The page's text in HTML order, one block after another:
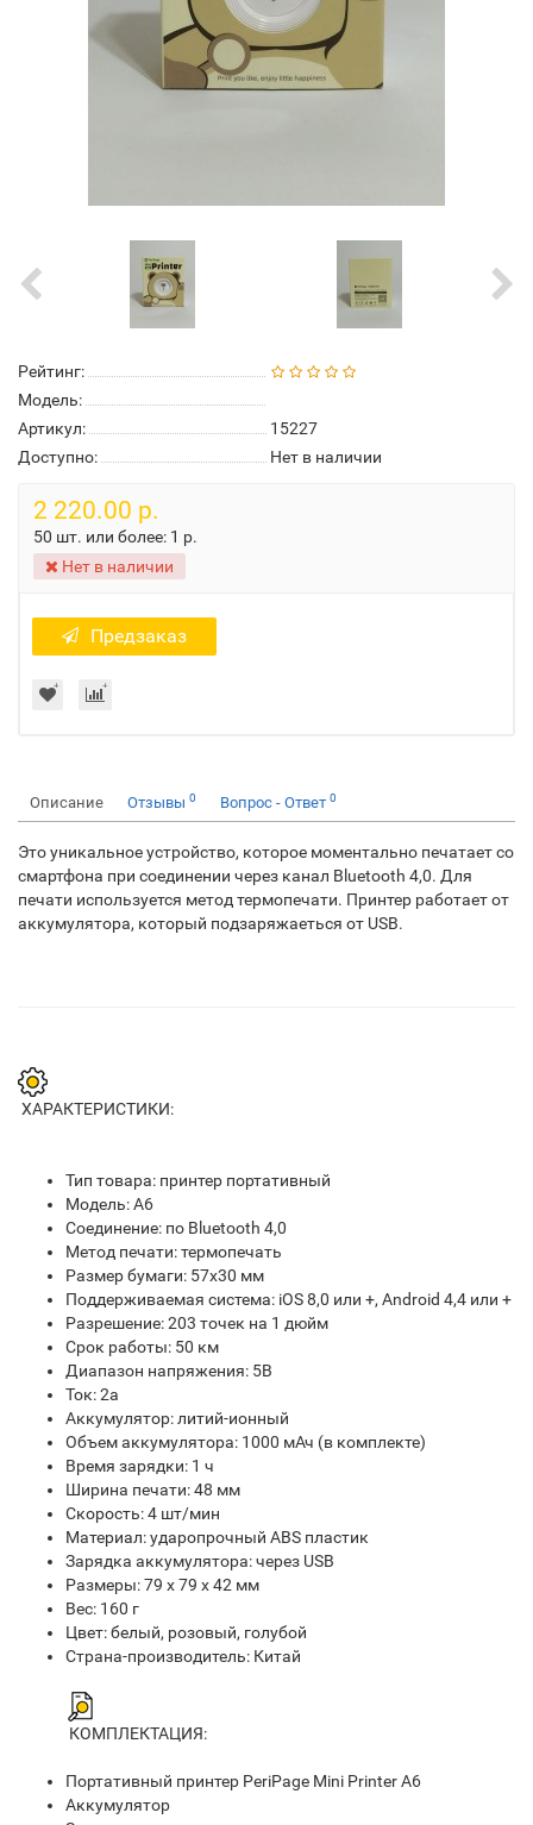
Рейтинг:
Модель:
Артикул:
15227
Доступно:
Нет в наличии
2 220.00 р.
50 шт. или более: 1 р.
Нет в наличии
Предзаказ
Описание Отзывы 0 Вопрос - Ответ 0
Это уникальное устройство, которое моментально печатает со
смартфона при соединении через канал Bluetooth 4,0. Для
печати используется метод термопечати. Принтер работает от
аккумулятора, который подзаряжаеться от USB.
ХАРАКТЕРИСТИКИ:
Тип товара: принтер портативный
Модель: A6
Соединение: по Bluetooth 4,0
Метод печати: термопечать
Размер бумаги: 57x30 мм
Поддерживаемая система: iOS 8,0 или +, Android 4,4 или +
Разрешение: 203 точек на 1 дюйм
Срок работы: 50 км
Диапазон напряжения: 5В
Ток: 2а
Аккумулятор: литий-ионный
Объем аккумулятора: 1000 мАч (в комплекте)
Время зарядки: 1 ч
Ширина печати: 48 мм
Скорость: 4 шт/мин
Материал: ударопрочный ABS пластик
Зарядка аккумулятора: через USB
Размеры: 79 х 79 х 42 мм
Вес: 160 г
Цвет: белый, розовый, голубой
Страна-производитель: Китай
КОМПЛЕКТАЦИЯ:
Портативный принтер PeriPage Mini Printer A6
Аккумулятор